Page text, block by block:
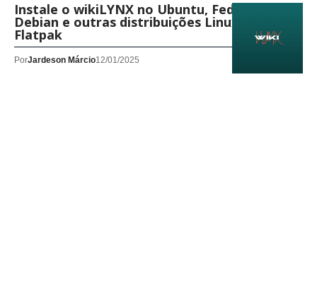
Instale o wikiLYNX no Ubuntu, Fedora,
Debian e outras distribuições Linux com
Flatpak
PorJardeson Márcio12/01/2025